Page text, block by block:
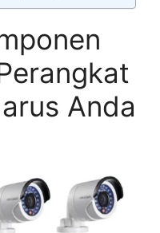
Anda